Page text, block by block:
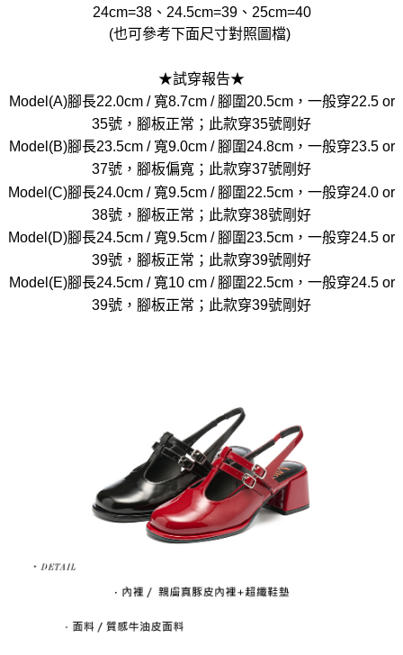
24cm=38、24.5cm=39、25cm=40
(也可參考下面尺寸對照圖檔)
★試穿報告★
Model(A)腳長22.0cm / 寬8.7cm / 腳圍20.5cm，一般穿22.5 or
35號，腳板正常；此款穿35號剛好
Model(B)腳長23.5cm / 寬9.0cm / 腳圍24.8cm，一般穿23.5 or
37號，腳板偏寬；此款穿37號剛好
Model(C)腳長24.0cm / 寬9.5cm / 腳圍22.5cm，一般穿24.0 or
38號，腳板正常；此款穿38號剛好
Model(D)腳長24.5cm / 寬9.5cm / 腳圍23.5cm，一般穿24.5 or
39號，腳板正常；此款穿39號剛好
Model(E)腳長24.5cm / 寬10 cm / 腳圍22.5cm，一般穿24.5 or
39號，腳板正常；此款穿39號剛好